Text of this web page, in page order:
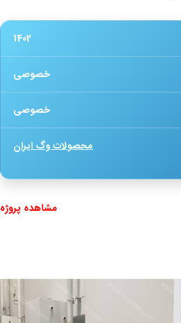
1402
خصوصی
خصوصی
محصولات وگ ایران
مشاهده پروژه